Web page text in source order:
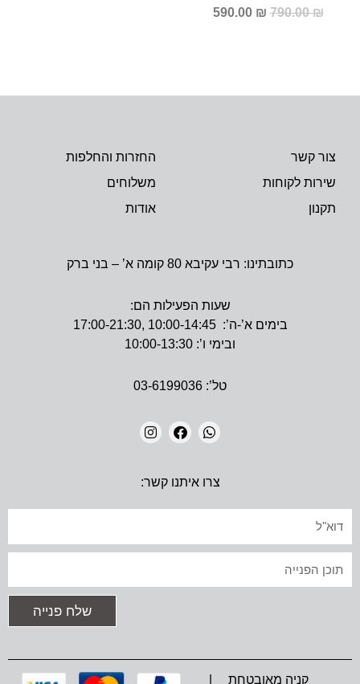
790.00₪
590.00 ₪
צור קשר
שירות לקוחות
תקנון
החזרות והחלפות
משלוחים
אודות
כתובתינו: רבי עקיבא 80 קומה א’ – בני ברק
שעות הפעילות הם:
בימים א’-ה’: 10:00-14:45 ,17:00-21:30
ובימי ו’: 10:00-13:30
טל’: 03-6199036
H
A
P
P
A
C
O
K
N
S
R
A
צרו איתנו קשר:
שלח פנייה
קניה מאובטחת |